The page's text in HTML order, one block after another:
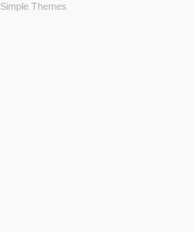
Simple Themes